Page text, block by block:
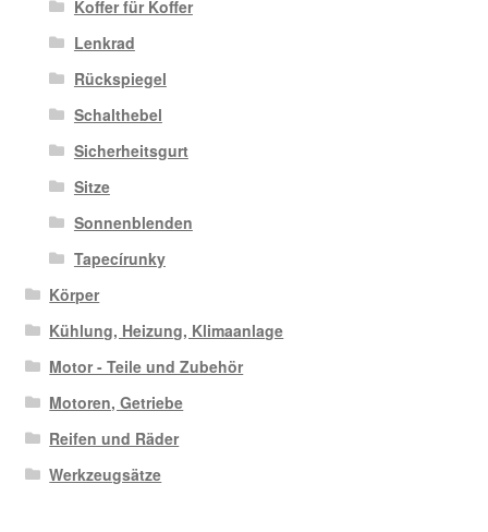
Koffer für Koffer
Lenkrad
Rückspiegel
Schalthebel
Sicherheitsgurt
Sitze
Sonnenblenden
Tapecírunky
Körper
Kühlung, Heizung, Klimaanlage
Motor - Teile und Zubehör
Motoren, Getriebe
Reifen und Räder
Werkzeugsätze